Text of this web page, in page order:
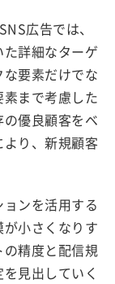
広告では、
詳細なターゲ
要素だけでな
まで考慮した
優良顧客をベ
り、新規顧客
ンを活用する
小さくなりす
精度と配信規
見出していく